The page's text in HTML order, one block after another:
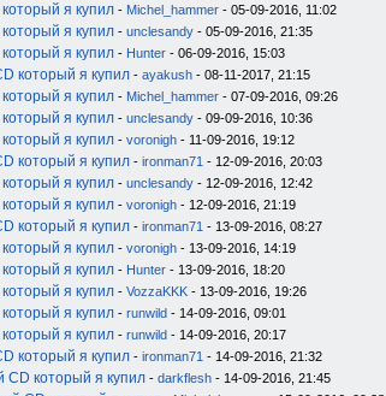
я купил - Michel_hammer - 05-09-2016, 11:02
я купил - unclesandy - 05-09-2016, 21:35
я купил - Hunter - 06-09-2016, 15:03
который я купил - ayakush - 08-11-2017, 21:15
я купил - Michel_hammer - 07-09-2016, 09:26
я купил - unclesandy - 09-09-2016, 10:36
я купил - voronigh - 11-09-2016, 19:12
который я купил - ironman71 - 12-09-2016, 20:03
я купил - unclesandy - 12-09-2016, 12:42
я купил - voronigh - 12-09-2016, 21:19
который я купил - ironman71 - 13-09-2016, 08:27
я купил - voronigh - 13-09-2016, 14:19
я купил - Hunter - 13-09-2016, 18:20
я купил - VozzaKKK - 13-09-2016, 19:26
я купил - runwild - 14-09-2016, 09:01
я купил - runwild - 14-09-2016, 20:17
который я купил - ironman71 - 14-09-2016, 21:32
CD который я купил - darkflesh - 14-09-2016, 21:45